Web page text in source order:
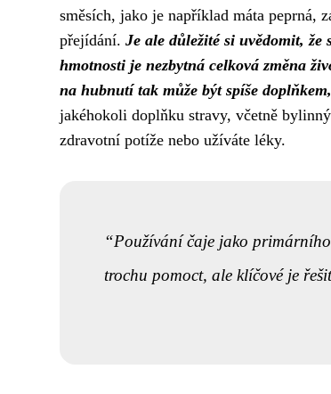
směsích, jako je například máta peprná,
přejídání. Je ale důležité si uvědomit,
hmotnosti je nezbytná celková změna
na hubnutí tak může být spíše
jakéhokoli doplňku stravy, včetně
zdravotní potíže nebo užíváte léky.
Používání čaje jako
trochu pomoct, ale klíčové je